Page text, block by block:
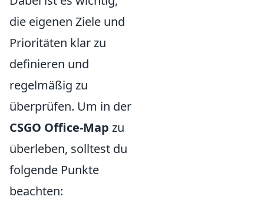
die eigenen Ziele und
Prioritäten klar zu
definieren und
regelmäßig zu
überprüfen. Um in der
CSGO Office-Map zu
überleben, solltest du
folgende Punkte
beachten: